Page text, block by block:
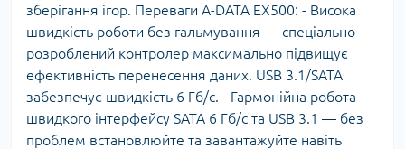
зберігання ігор. Переваги A-DATA EX500: - Висока
швидкість роботи без гальмування — спеціально
розроблений контролер максимально підвищує
ефективність перенесення даних. USB 3.1/SATA
забезпечує швидкість 6 Гб/с. - Гармонійна робота
швидкого інтерфейсу SATA 6 Гб/с та USB 3.1 — без
проблем встановлюйте та завантажуйте навіть